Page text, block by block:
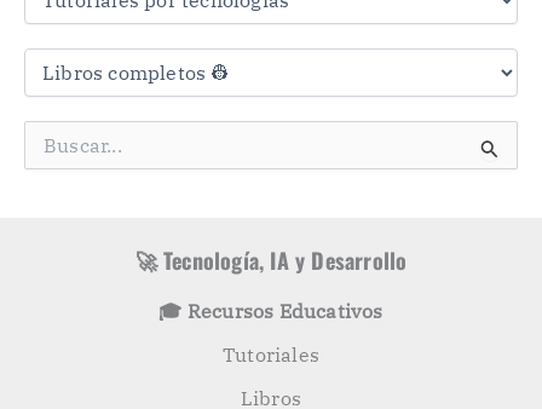
a
🚀 Tecnología, IA y Desarrollo
🎓 Recursos Educativos
Tutoriales
Libros